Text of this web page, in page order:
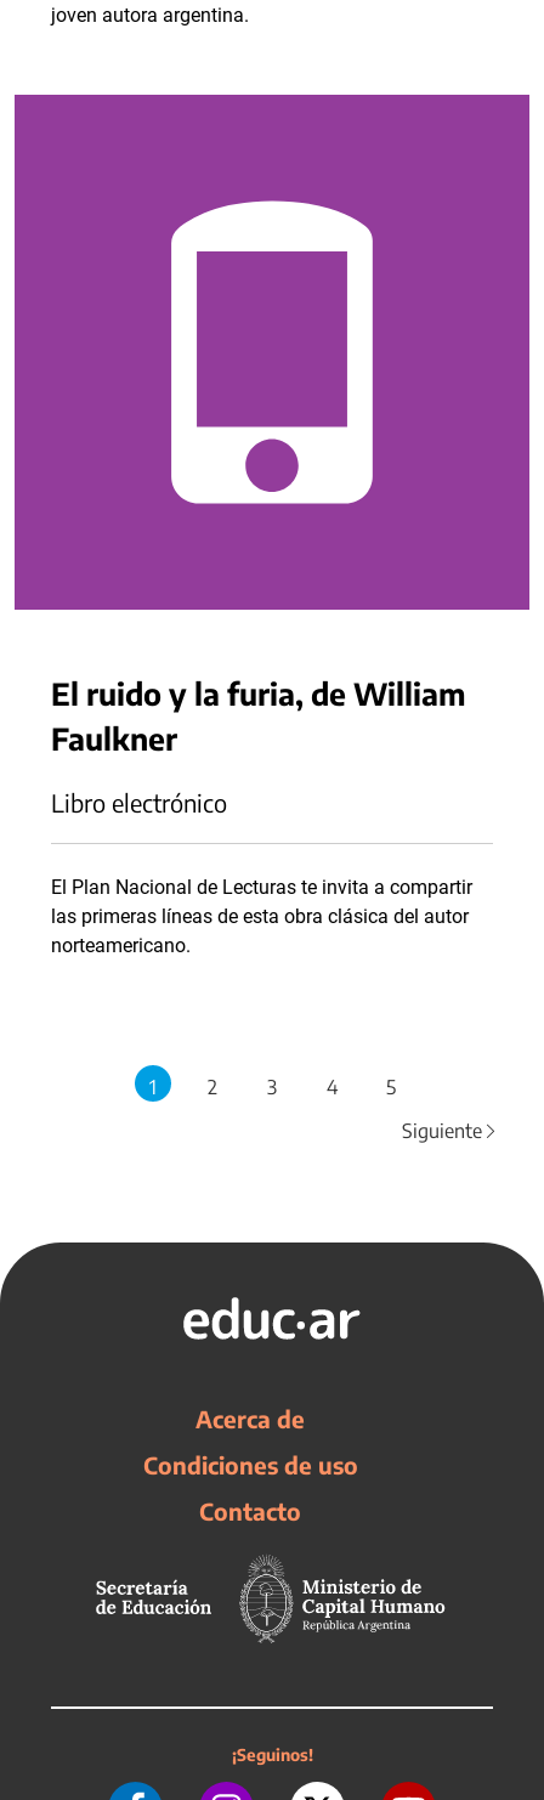
joven autora argentina.
El ruido y la furia, de William
Faulkner
Libro electrónico
El Plan Nacional de Lecturas te invita a compartir
las primeras líneas de esta obra clásica del autor
norteamericano.
1 2 3 4
5
Siguiente
Acerca de
Condiciones de uso
Contacto
¡Seguinos!